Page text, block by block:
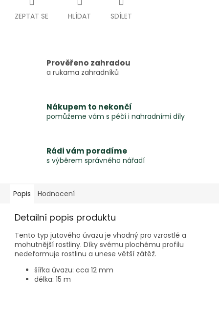
ZEPTAT SE HLÍDAT SDÍLET
Prověřeno zahradou
a rukama zahradníků
Nákupem to nekončí
pomůžeme vám s péčí i nahradními díly
Rádi vám poradíme
s výběrem správného nářadí
Popis Hodnocení
Detailní popis produktu
Tento typ jutového úvazu je vhodný pro vzrostlé a
mohutnější rostliny. Díky svému plochému profilu
nedeformuje rostlinu a unese větší zátěž.
šířka úvazu: cca 12 mm
délka: 15 m